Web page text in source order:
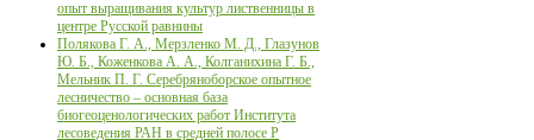
опыт выращивания культур лиственницы в
центре Русской равнины
Полякова Г. А., Мерзленко М. Д., Глазунов
Ю. Б., Коженкова А. А., Колганихина Г. Б.,
Мельник П. Г. Серебряноборское опытное
лесничество – основная база
биогеоценологических работ Института
лесоведения РАН в средней полосе Р